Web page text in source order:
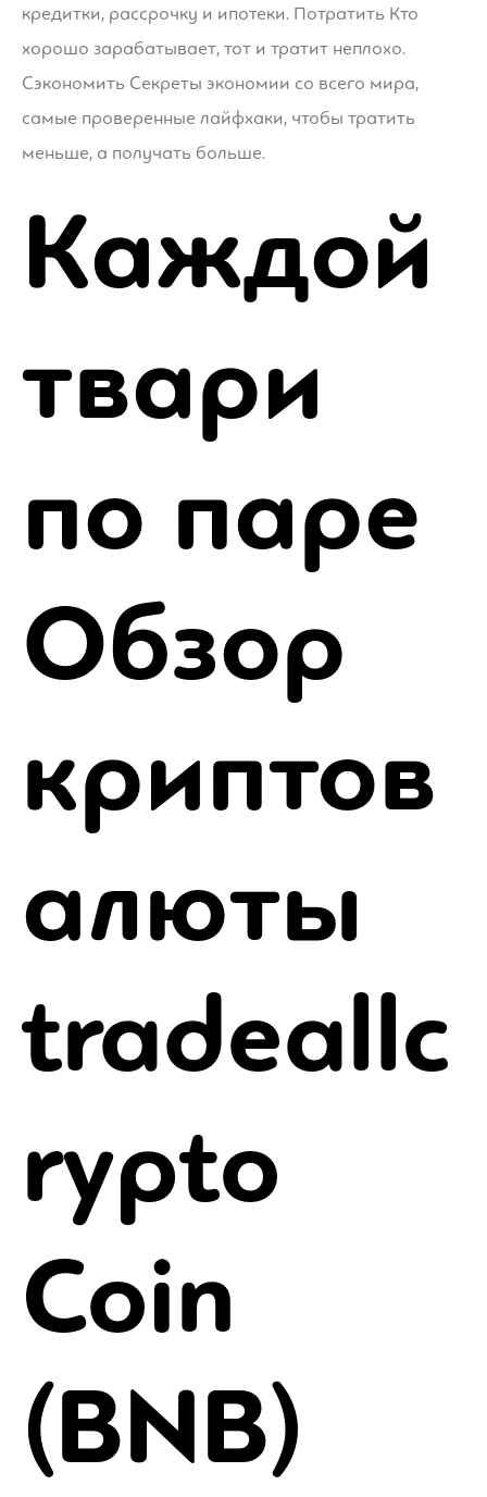
кредитки, рассрочку и ипотеки. Потратить Кто
хорошо зарабатывает, тот и тратит неплохо.
Сэкономить Секреты экономии со всего мира,
самые проверенные лайфхаки, чтобы тратить
меньше, а получать больше.
Каждой
твари
по паре
Обзор
криптов
алюты
tradeallc
rypto
Coin
(BNB)